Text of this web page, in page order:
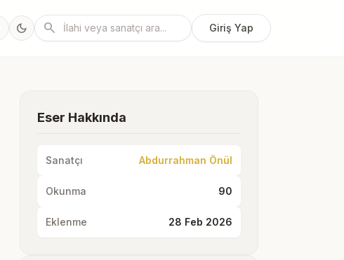
dark_mode search Giriş Yap
Eser Hakkında
Sanatçı Abdurrahman Önül
Okunma 90
Eklenme 28 Feb 2026